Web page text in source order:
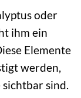
oder
ihm ein
Elemente
werden,
sichtbar sind.